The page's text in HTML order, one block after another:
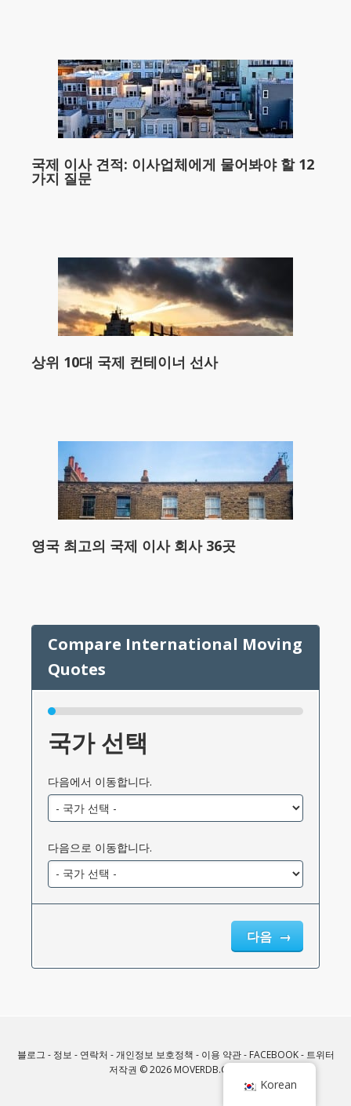
국제 이사 견적: 이사업체에게 물어봐야 할 12
가지 질문
상위 10대 국제 컨테이너 선사
영국 최고의 국제 이사 회사 36곳
국가 선택
다음에서 이동합니다.
다음으로 이동합니다.
다음
블로그 - 정보 - 연락처 -개인정보 보호정책 - 이용 약관-FACEBOOK- 트위터
저작권 © 2026 MOVERDB.COM
Korean